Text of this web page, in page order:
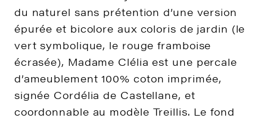
du naturel sans prétention d’une version
épurée et bicolore aux coloris de jardin (le
vert symbolique, le rouge framboise
écrasée), Madame Clélia est une percale
d’ameublement 100% coton imprimée,
signée Cordélia de Castellane, et
coordonnable au modèle Treillis. Le fond